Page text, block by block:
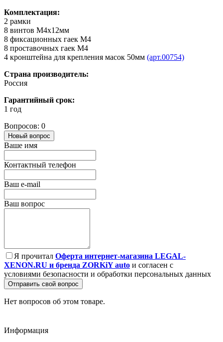
Комплектация:
2 рамки
8 винтов M4x12мм
8 фиксационных гаек M4
8 проставочных гаек М4
4 кронштейна для крепления масок 50мм (арт.00754)
Страна производитель:
Россия
Гарантийный срок:
1 год
Вопросов: 0
Новый вопрос
Ваше имя
Контактный телефон
Ваш e-mail
Ваш вопрос
Я прочитал Оферта интернет-магазина LEGAL-
XENON.RU и бренда ZORKiY auto и согласен с
условиями безопасности и обработки персональных данных
Отправить свой вопрос
Нет вопросов об этом товаре.
Информация